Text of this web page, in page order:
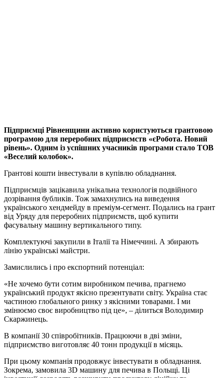
Підприємці Рівненщини активно користуються грантовою
програмою для переробних підприємств «єРобота. Новий
рівень». Одним із успішних учасників програми стало ТОВ
«Веселий колобок».
Грантові кошти інвестували в купівлю обладнання.
Підприємців зацікавила унікальна технологія подвійного
дозрівання бубликів. Тож замахнулись на виведення
українського хендмейду в преміум-сегмент. Подались на грант
від Уряду для переробних підприємств, щоб купити
фасувальну машину вертикального типу.
Комплектуючі закупили в Італії та Німеччині. А збирають
лінію українські майстри.
Замислились і про експортний потенціал:
«Не хочемо бути сотим виробником печива, прагнемо
український продукт якісно презентувати світу. Україна стає
частиною глобального ринку з якісними товарами. І ми
змінюємо своє виробництво під це», – ділиться Володимир
Скаржинець.
В компанії 30 співробітників. Працюючи в дві зміни,
підприємство виготовляє 40 тонн продукції в місяць.
При цьому компанія продовжує інвестувати в обладнання.
Зокрема, замовила 3D машину для печива в Польщі. Ці